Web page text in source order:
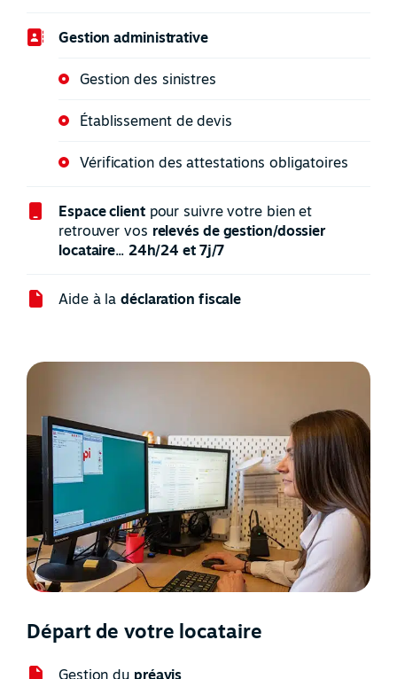
Gestion administrative
Gestion des sinistres
Établissement de devis
Vérification des attestations obligatoires
Espace clientpour suivre votre bien et
retrouver vos relevés de gestion/dossier
locataire... 24h/24 et 7j/7
Aide à la déclaration fiscale
Départ de votre locataire
Gestion du préavis